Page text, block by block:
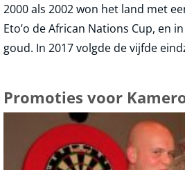
2000 als 2002 won het land met
Eto’o de African Nations Cup, en
goud. In 2017 volgde de vijfde
Promoties voor